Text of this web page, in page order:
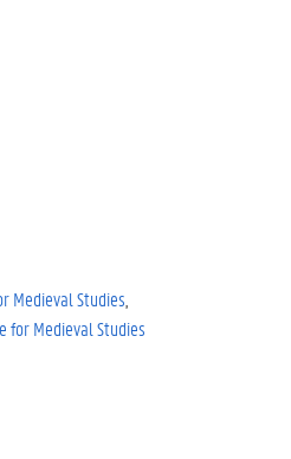
Medieval Studies
for Medieval Studies